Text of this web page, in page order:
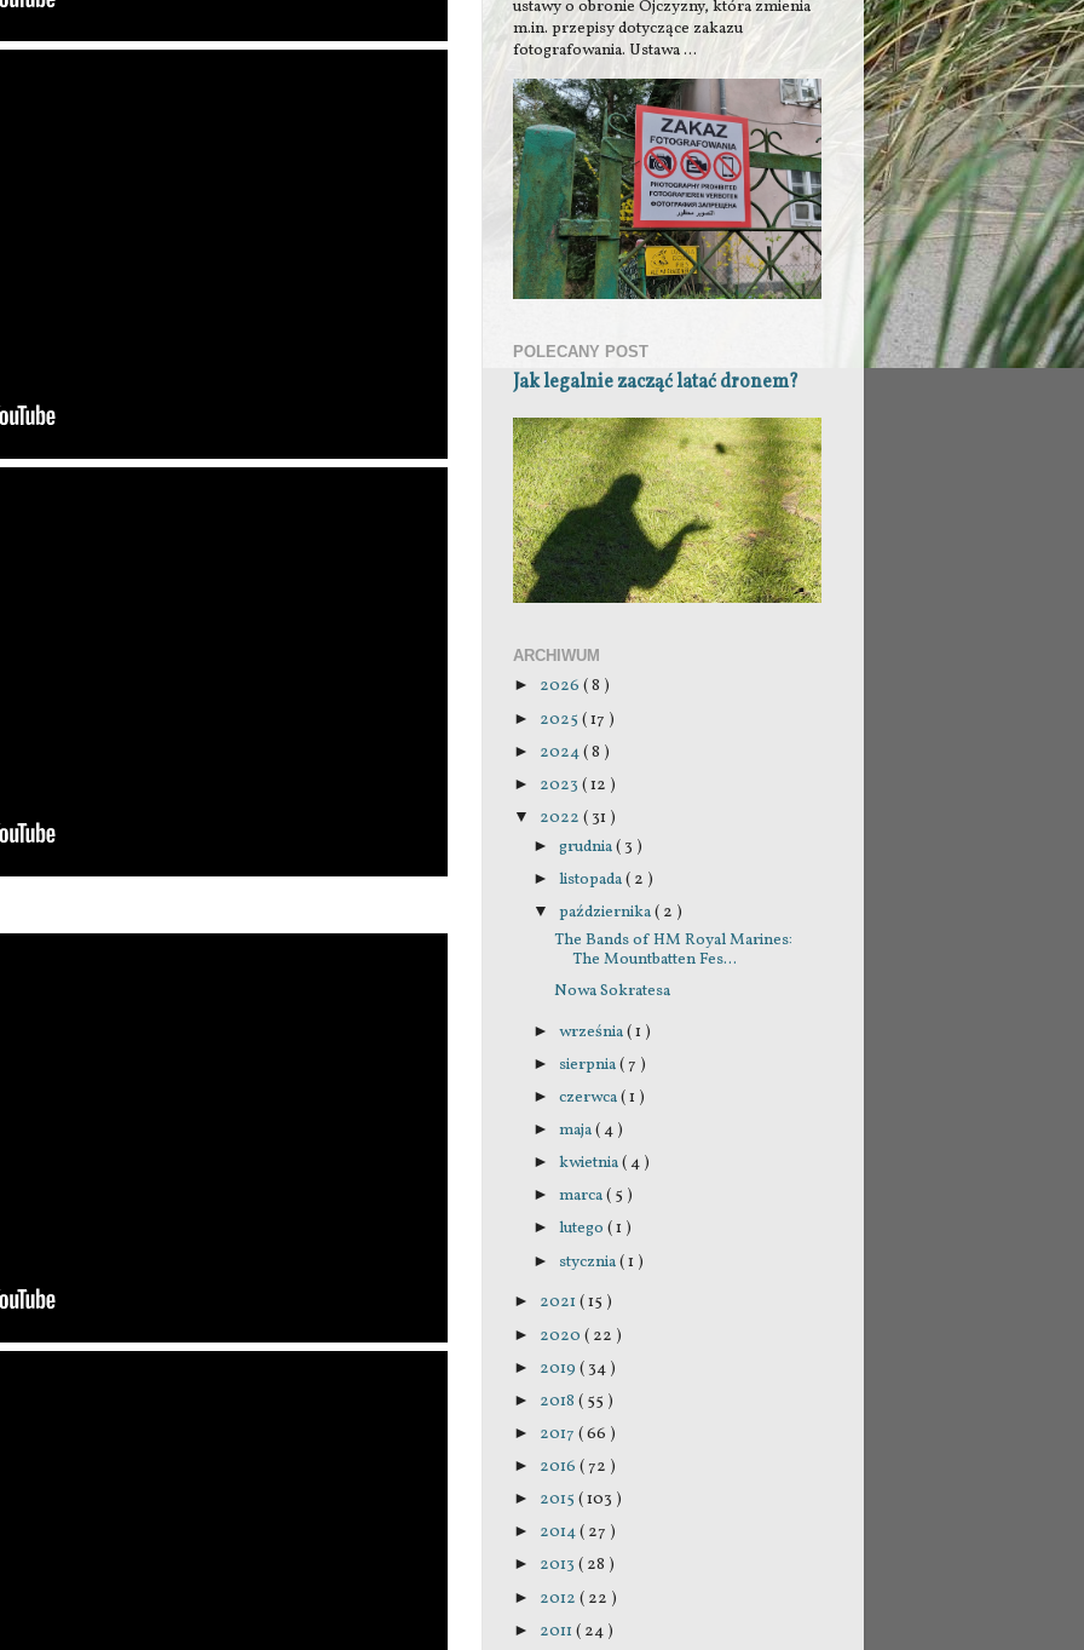
ustawy o obronie Ojczyzny, która zmienia
m.in. przepisy dotyczące zakazu
fotografowania. Ustawa ...
POLECANY POST
Jak legalnie zacząć latać dronem?
ARCHIWUM
► 2026 ( 8 )
► 2025 ( 17 )
► 2024( 8 )
► 2023 ( 12 )
▼ 2022 ( 31 )
►grudnia( 3 )
►listopada( 2 )
▼października( 2 )
The Bands of HM Royal Marines:
The Mountbatten Fes...
Nowa Sokratesa
►września( 1 )
► sierpnia( 7 )
►czerwca( 1 )
►maja( 4 )
►kwietnia( 4 )
►marca( 5 )
►lutego( 1 )
► stycznia( 1 )
► 2021 ( 15 )
► 2020 ( 22 )
► 2019 ( 34 )
► 2018 ( 55 )
► 2017 ( 66 )
► 2016 ( 72 )
► 2015 ( 103 )
► 2014( 27 )
► 2013 ( 28 )
► 2012 ( 22 )
► 2011 ( 24 )